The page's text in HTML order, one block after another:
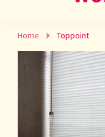
Home Toppoint